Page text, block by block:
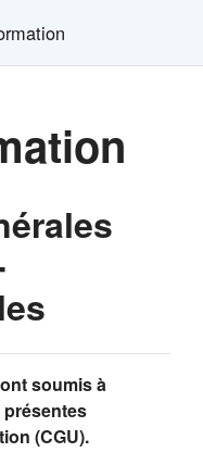
soumis à
(CGU).